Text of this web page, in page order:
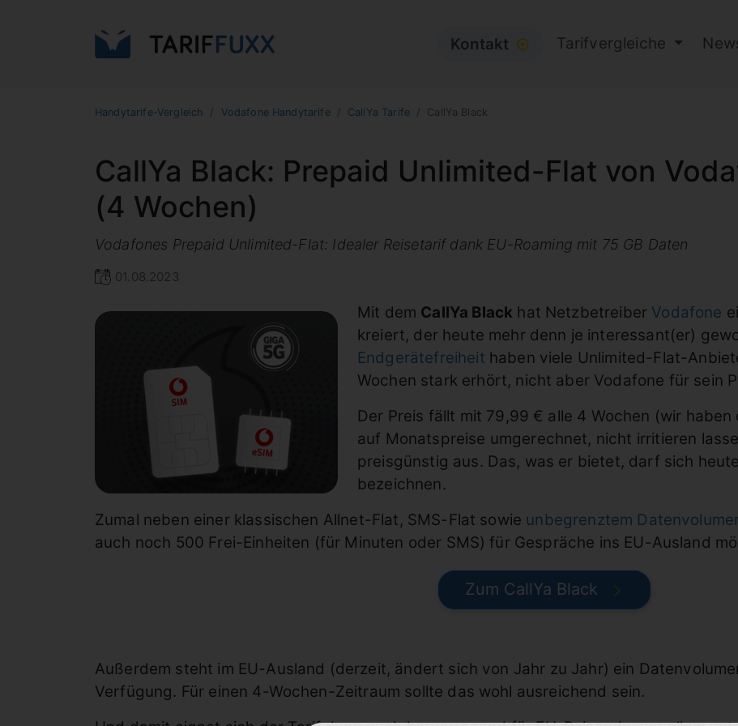
Kontakt ⦿ Tarifvergleiche
Handytarife-Vergleich Vodafone Handytarife CallYa Tarife CallYa Black
CallYa Black: Prepaid Unlimited-Flat von
(4 Wochen)
Vodafones Prepaid Unlimited-Flat: Idealer Reisetarif dank EU-Roaming mit 75 GB Daten
01.08.2023
Mit dem CallYa Black hat Netzbetreiber Vodafone
kreiert, der heute mehr denn je interessant(er)
Endgerätefreiheit haben viele Unlimited-Flat-
Wochen stark erhört, nicht aber Vodafone für sein
Der Preis fällt mit 79,99 € alle 4 Wochen (wir
auf Monatspreise umgerechnet, nicht irritieren
preisgünstig aus. Das, was er bietet, darf sich
bezeichnen.
Zumal neben einer klassischen Allnet-Flat, SMS-Flat sowie unbegrenztem
auch noch 500 Frei-Einheiten (für Minuten oder SMS) für Gespräche ins EU-Ausland
Zum CallYa Black
Außerdem steht im EU-Ausland (derzeit, ändert sich von Jahr zu Jahr) ein
Verfügung. Für einen 4-Wochen-Zeitraum sollte das wohl ausreichend sein.